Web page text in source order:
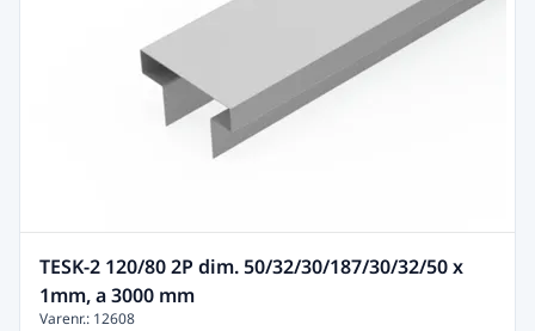
TESK-2 120/80 2P dim. 50/32/30/187/30/32/50 x
1mm, a 3000 mm
Varenr.: 12608